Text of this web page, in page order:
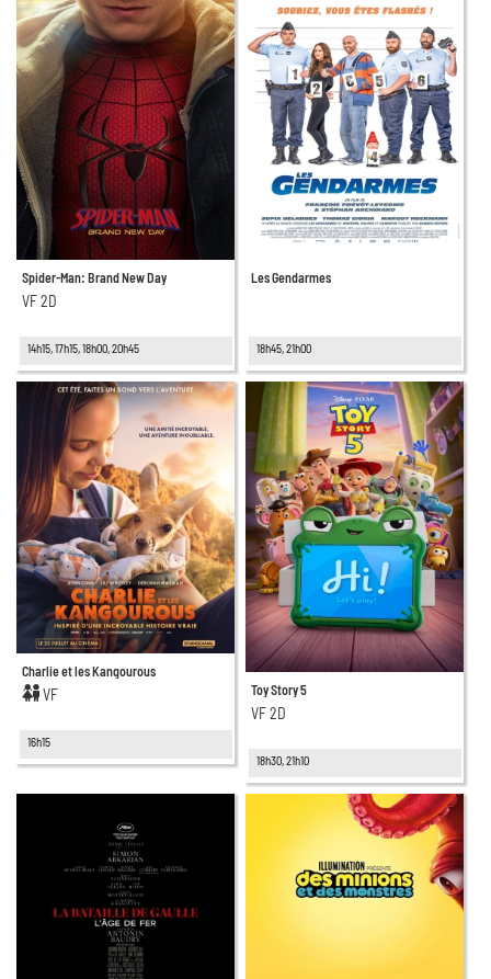
Spider-Man: Brand New Day
VF 2D
14h15, 17h15, 18h00, 20h45
Les Gendarmes
18h45, 21h00
Charlie et les Kangourous
VF
16h15
Toy Story 5
VF 2D
18h30, 21h10